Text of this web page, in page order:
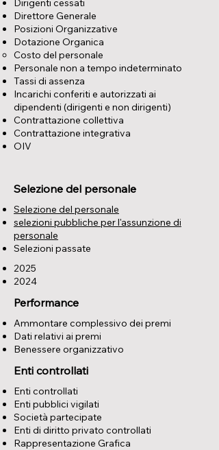
Dirigenti cessati
Direttore Generale
Posizioni Organizzative
Dotazione Organica
Costo del personale
Personale non a tempo indeterminato
Tassi di assenza
Incarichi conferiti e autorizzati ai
dipendenti (dirigenti e non dirigenti)
Contrattazione collettiva
Contrattazione integrativa
OIV
Selezione del personale
Selezione del personale
selezioni pubbliche per l'assunzione di
personale
Selezioni passate
2025
2024
Performance
Ammontare complessivo dei premi
Dati relativi ai premi
Benessere organizzativo
Enti controllati
Enti controllati
Enti pubblici vigilati
Società partecipate
Enti di diritto privato controllati
Rappresentazione Grafica